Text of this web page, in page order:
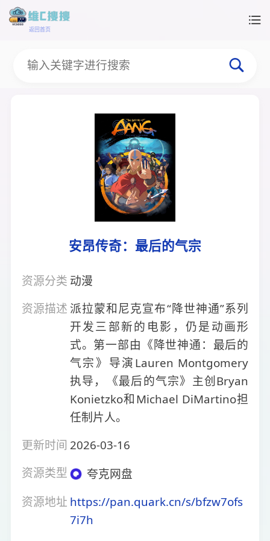
返回首页
安昂传奇：最后的气宗
资源分类 动漫
资源描述 派拉蒙和尼克宣布“降世神通”系列
开发三部新的电影，仍是动画形
式。第一部由《降世神通：最后的
气宗》导演Lauren Montgomery
执导，《最后的气宗》主创Bryan
Konietzko和Michael DiMartino担
任制片人。
更新时间 2026-03-16
资源类型
夸克网盘
资源地址 https://pan.quark.cn/s/bfzw7ofs
7i7h